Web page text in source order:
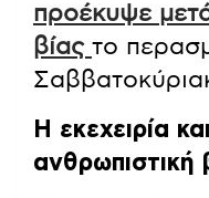
προέκυψε
βίας το
Η εκεχειρία
ανθρωπιστική